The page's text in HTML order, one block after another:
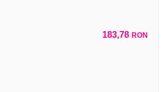
183,78 RON